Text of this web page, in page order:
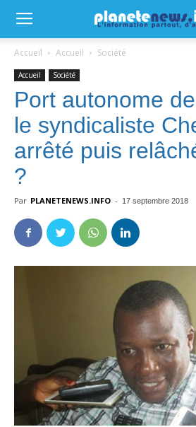
Accueil Accueil Société
Accueil Société
Port autonome
le syndicaliste
arrêté puis
?
Par PLANETENEWS.INFO - 17 septembre 2018